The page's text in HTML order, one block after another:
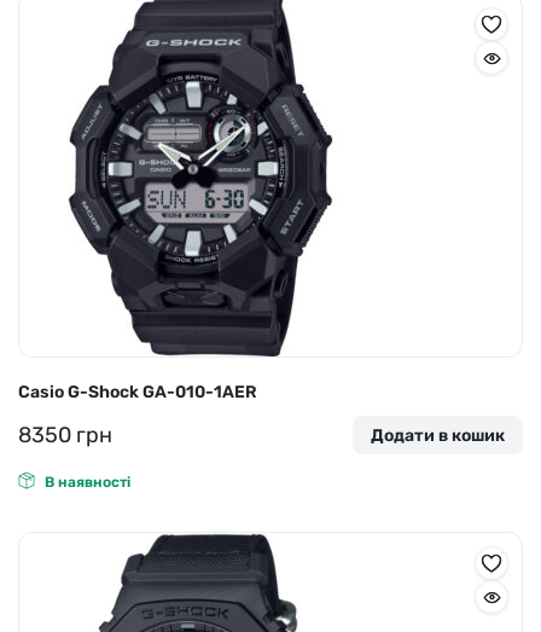
Casio G-Shock GA-010-1AER
8350 грн Додати в кошик
В наявності